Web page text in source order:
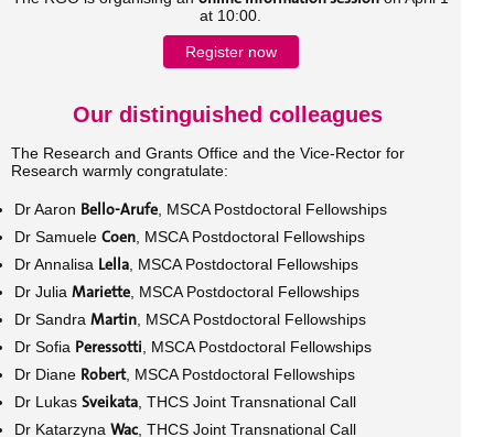
at 10:00.
Register now
Our distinguished colleagues
The Research and Grants Office and the Vice-Rector for
Research warmly congratulate:
Dr Aaron Bello-Arufe , MSCA Postdoctoral Fellowships
Dr Samuele Coen , MSCA Postdoctoral Fellowships
Dr Annalisa Lella , MSCA Postdoctoral Fellowships
Dr Julia Mariette , MSCA Postdoctoral Fellowships
Dr Sandra Martin , MSCA Postdoctoral Fellowships
Dr Sofia Peressotti , MSCA Postdoctoral Fellowships
Dr Diane Robert, MSCA Postdoctoral Fellowships
Dr Lukas Sveikata , THCS Joint Transnational Call
Dr Katarzyna Wac , THCS Joint Transnational Call